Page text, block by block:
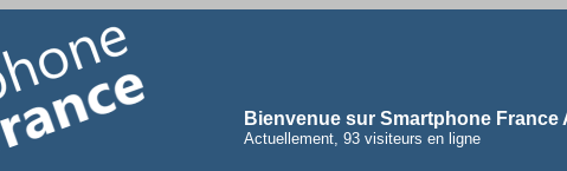
Bienvenue sur Smartphone France
Actuellement, 93 visiteurs en ligne